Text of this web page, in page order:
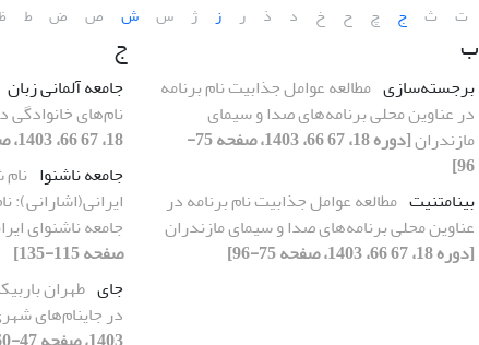
ت ث ج چ ح خ د ذ ر ز ژ س ش ص ض ط
ب
برجسته‌سازی مطالعه عوامل جذابیت نام برنامه
در عناوین محلی برنامه‌های صدا و سیمای
مازندران
[دوره 18، 67 66، 1403، صفحه 75-
96]
بینامتنیت مطالعه عوامل جذابیت نام برنامه در
عناوین محلی برنامه‌های صدا و سیمای مازندران
[دوره 18، 67 66، 1403، صفحه 75-96]
ج
جامعه آلمانی زبان
نام‌های خانوادگی
18، 67 66، 1403، صفحه 5-16]
جامعه ناشنوا
جامعه ناشنوای
صفحه 115-135]
جای­ ­­طهران
در جای­نام‌های